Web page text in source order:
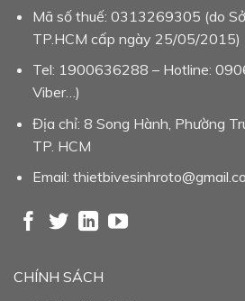
Mã số thuế: 0313269305 (do
TP.HCM cấp ngày 25/05/2015)
Tel: 1900636288 – Hotline:
Viber…)
Địa chỉ: 8 Song Hành, Phường
TP. HCM
Email:
CHÍNH SÁCH